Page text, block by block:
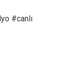
#canlı